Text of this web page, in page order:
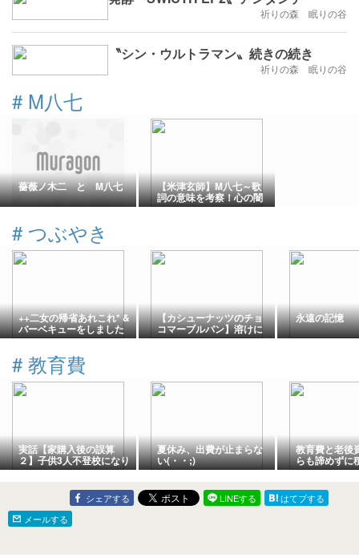
祈りの森 眠りの谷
〝シン・ウルトラマン〟続きの続き
祈りの森 眠りの谷
# M八七
薔薇ノ木二 と M八七 【米津玄師】M八七～歌
詞の意味を考察！心の闇
に光を灯せる人こそ真の
# つぶやき
++二女の帰省あれこれ* &
バーベキューをしました
*++
【カシューナッツのチョ
コマーブルパン】溶けに
くいハズが…カイガラ虫
永遠の記憶
# 教育費
実話【家購入後の誤算
２】子供3人不登校になり
パートを辞めました
夏休み、出費が止まらな
い(・・;)
教育費と老後
らも諦めずに
順番の考え方
シェアする LINEする
はてブする
メールする